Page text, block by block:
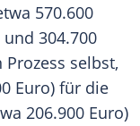
570.600
304.700
selbst,
Euro) für die
206.900 Euro)